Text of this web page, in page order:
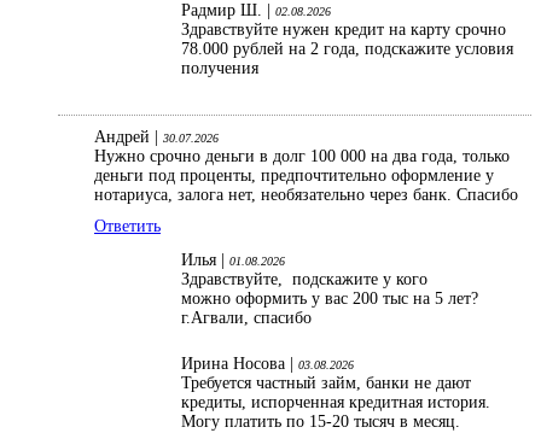
Радмир Ш. | 02.08.2026
Здравствуйте нужен кредит на карту срочно
78.000 рублей на 2 года, подскажите условия
получения
Андрей | 30.07.2026
Нужно срочно деньги в долг 100 000 на два года, только
деньги под проценты, предпочтительно оформление у
нотариуса, залога нет, необязательно через банк. Спасибо
Ответить
Илья |
01.08.2026
Здравствуйте, подскажите у кого
можно оформить у вас 200 тыс на 5 лет?
г.Агвали, спасибо
Ирина Носова | 03.08.2026
Требуется частный займ, банки не дают
кредиты, испорченная кредитная история.
Могу платить по 15-20 тысяч в месяц.